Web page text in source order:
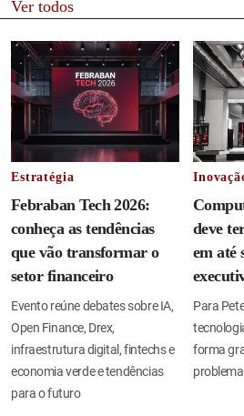
Ver todos
Estratégia
Febraban Tech 2026:
conheça as tendências
que vão transformar o
setor financeiro
Evento reúne debates sobre IA,
Open Finance, Drex,
infraestrutura digital, fintechs e
economia verde e tendências
para o futuro
deve
em até
Para
forma